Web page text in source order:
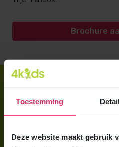
Toestemming
Deze website maakt gebruik
Brochure
Aanmelden bij 4Kids
Berekening maken